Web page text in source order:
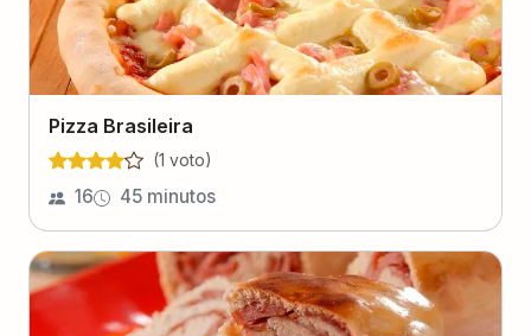
Pizza Brasileira
(1 voto)
16 45 minutos